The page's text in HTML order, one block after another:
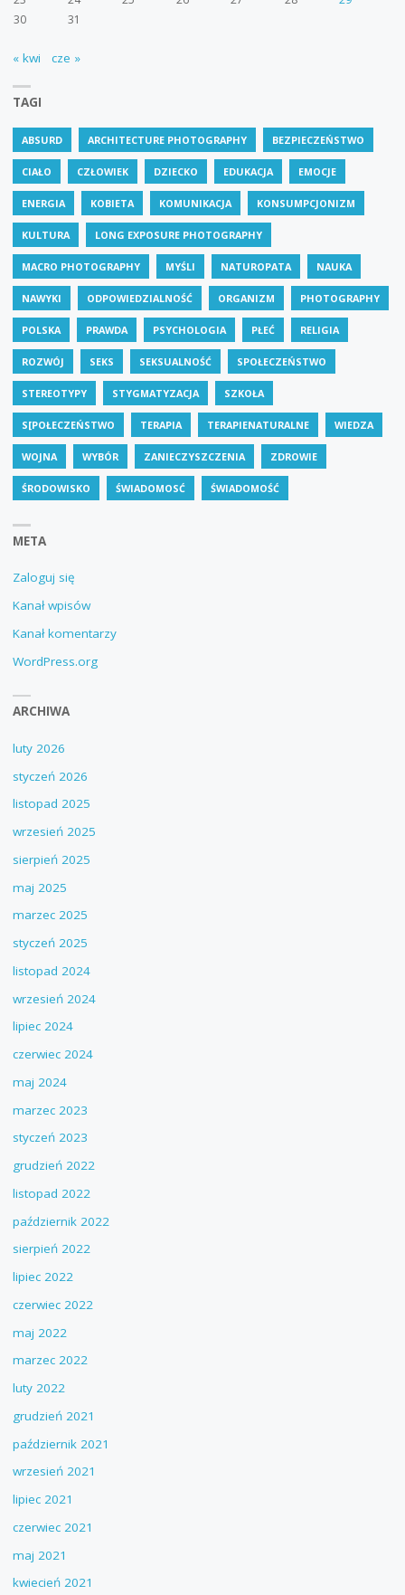
30
31
« kwi cze »
TAGI
ABSURD ARCHITECTURE PHOTOGRAPHY BEZPIECZEŃSTWO
CIAŁO CZŁOWIEK DZIECKO EDUKACJA EMOCJE
ENERGIA KOBIETA KOMUNIKACJA KONSUMPCJONIZM
KULTURA LONG EXPOSURE PHOTOGRAPHY
MACRO PHOTOGRAPHY MYŚLI NATUROPATA NAUKA
NAWYKI ODPOWIEDZIALNOŚĆ ORGANIZM PHOTOGRAPHY
POLSKA PRAWDA PSYCHOLOGIA PŁEĆ RELIGIA
ROZWÓJ SEKS SEKSUALNOŚĆ SPOŁECZEŃSTWO
STEREOTYPY STYGMATYZACJA SZKOŁA
S[POŁECZEŃSTWO TERAPIA TERAPIENATURALNE WIEDZA
WOJNA WYBÓR ZANIECZYSZCZENIA ZDROWIE
ŚRODOWISKO ŚWIADOMOSĆ ŚWIADOMOŚĆ
META
Zaloguj się
Kanał wpisów
Kanał komentarzy
WordPress.org
ARCHIWA
luty 2026
styczeń 2026
listopad 2025
wrzesień 2025
sierpień 2025
maj 2025
marzec 2025
styczeń 2025
listopad 2024
wrzesień 2024
lipiec 2024
czerwiec 2024
maj 2024
marzec 2023
styczeń 2023
grudzień 2022
listopad 2022
październik 2022
sierpień 2022
lipiec 2022
czerwiec 2022
maj 2022
marzec 2022
luty 2022
grudzień 2021
październik 2021
wrzesień 2021
lipiec 2021
czerwiec 2021
maj 2021
kwiecień 2021